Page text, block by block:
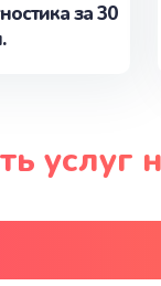
за 30
услуг